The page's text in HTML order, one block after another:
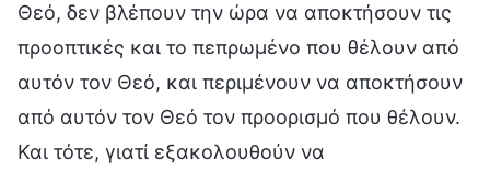
Θεό, δεν βλέπουν την ώρα να αποκτήσουν τις
προοπτικές και το πεπρωμένο που θέλουν από
αυτόν τον Θεό, και περιμένουν να αποκτήσουν
από αυτόν τον Θεό τον προορισμό που θέλουν.
Και τότε, γιατί εξακολουθούν να